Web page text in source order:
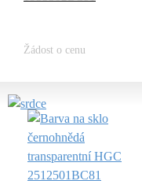
Žádost o cenu